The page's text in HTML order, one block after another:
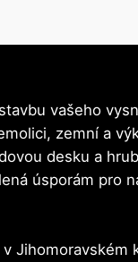
vašeho
zemní a
desku a
úsporám pro
Jihomoravském